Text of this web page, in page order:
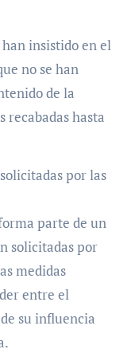
insistido en el
no se han
de la
recabadas hasta
por las
parte de un
solicitadas por
medidas
entre el
su influencia